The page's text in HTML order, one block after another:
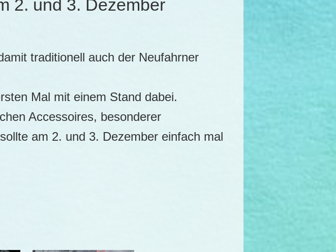
2. und 3. Dezember
traditionell auch der Neufahrner
Mal mit einem Stand dabei.
Accessoires, besonderer
am 2. und 3. Dezember einfach mal